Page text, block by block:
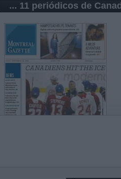
... 11 periódicos de